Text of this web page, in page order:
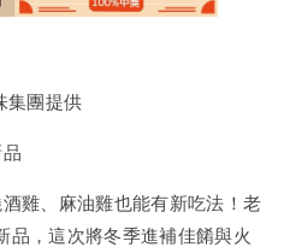
集團提供
雞、麻油雞也能有新吃法！老
品，這次將冬季進補佳餚與火